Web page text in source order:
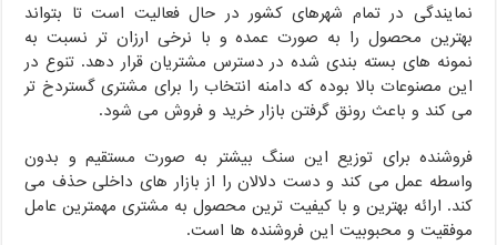
نمایندگی در تمام شهرهای کشور در حال فعالیت است تا بتواند
بهترین محصول را به صورت عمده و با نرخی ارزان تر نسبت به
نمونه های بسته بندی شده در دسترس مشتریان قرار دهد. تنوع در
این مصنوعات بالا بوده که دامنه انتخاب را برای مشتری گستردخ تر
می کند و باعث رونق گرفتن بازار خرید و فروش می شود.
فروشنده برای توزیع این سنگ بیشتر به صورت مستقیم و بدون
واسطه عمل می کند و دست دلالان را از بازار های داخلی حذف می
کند. ارائه بهترین و با کیفیت ترین محصول به مشتری مهمترین عامل
موفقیت و محبوبیت این فروشنده ها است.